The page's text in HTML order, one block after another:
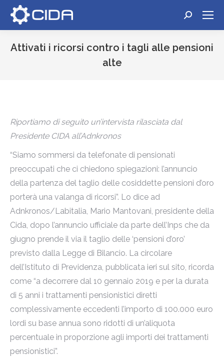
Cerca:
Attivati i ricorsi contro i tagli alle pensioni
alte
Riportiamo di seguito un’intervista rilasciata dal
Presidente CIDA all’Adnkronos
“Siamo sommersi da telefonate di pensionati
preoccupati che ci chiedono spiegazioni: l’annuncio
della partenza del taglio delle cosiddette pensioni d’oro
porterà una valanga di ricorsi”. Lo dice ad
Adnkronos/Labitalia, Mario Mantovani, presidente della
Cida, dopo l’annuncio ufficiale da parte dell’Inps che da
giugno prende il via il taglio delle ‘pensioni d’oro’
previsto dalla Legge di Bilancio. La circolare
dell’Istituto di Previdenza, pubblicata ieri sul sito, ricorda
come “a decorrere dal 10 gennaio 2019 e per la durata
di 5 anni i trattamenti pensionistici diretti
complessivamente eccedenti l’importo di 100.000 euro
lordi su base annua sono ridotti di un’aliquota
percentuale in proporzione agli importi dei trattamenti
pensionistici”.